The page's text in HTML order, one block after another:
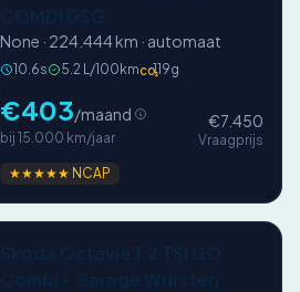
None · 224.444 km · automaat
10.6s 5.2 L/100kmCO₂119g
€403/maand
bij 15.000 km/jaar
€7.450
Vraagprijs
★★★★★ NCAP